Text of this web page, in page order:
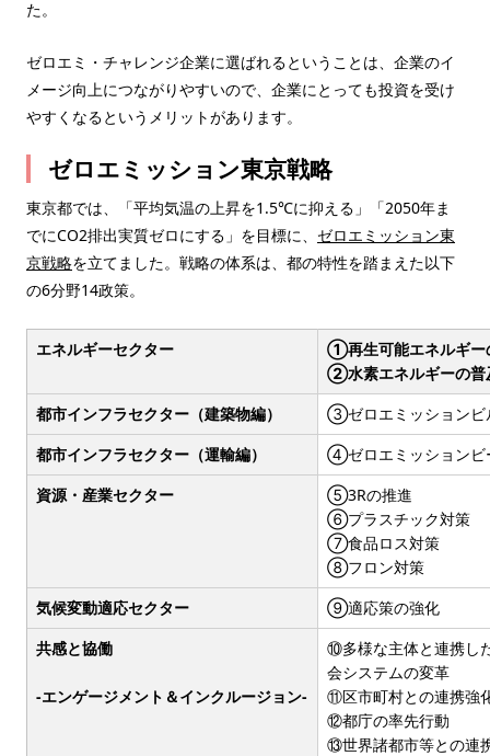
た。
ゼロエミ・チャレンジ企業に選ばれるということは、企業のイ
メージ向上につながりやすいので、企業にとっても投資を受け
やすくなるというメリットがあります。
ゼロエミッション東京戦略
東京都では、「平均気温の上昇を1.5℃に抑える」「2050年ま
でにCO2排出実質ゼロにする」を目標に、 ゼロエミッション東
京戦略を立てました。戦略の体系は、都の特性を踏まえた以下
の6分野14政策。
エネルギーセクター
①再生可能エネルギー
②水素エネルギーの普
都市インフラセクター（建築物編）
③ゼロエミッションビ
都市インフラセクター（運輸編）
④ゼロエミッションビ
資源・産業セクター
⑤3Rの推進
⑥プラスチック対策
⑦食品ロス対策
⑧フロン対策
気候変動適応セクター
⑨適応策の強化
共感と協働
-エンゲージメント＆インクルージョン-
⑩多様な主体と連携し
会システムの変革
⑪区市町村との連携強
⑫都庁の率先行動
⑬世界諸都市等との連